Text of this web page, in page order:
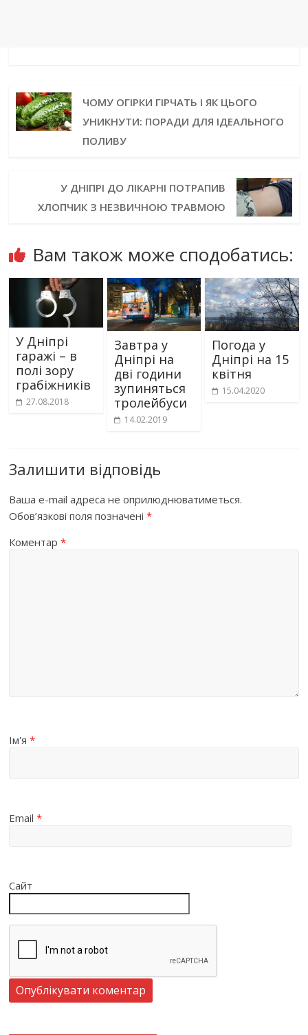
ЧОМУ ОГІРКИ ГІРЧАТЬ І ЯК ЦЬОГО
УНИКНУТИ: ПОРАДИ ДЛЯ ІДЕАЛЬНОГО
ПОЛИВУ
У ДНІПРІ ДО ЛІКАРНІ ПОТРАПИВ
ХЛОПЧИК З НЕЗВИЧНОЮ ТРАВМОЮ
Вам також може сподобатись:
У Дніпрі
гаражі – в
полі зору
грабіжників
27.08.2018
Завтра у
Дніпрі на
дві години
зупиняться
тролейбуси
14.02.2019
Погода у
Дніпрі на 15
квітня
15.04.2020
Залишити відповідь
Ваша e-mail адреса не оприлюднюватиметься.
Обов’язкові поля позначені*
Коментар*
Ім'я*
Email*
Сайт